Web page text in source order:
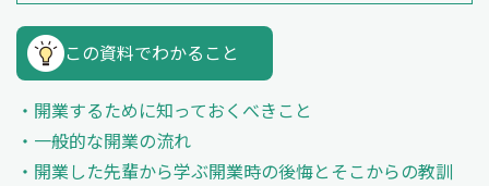
この資料でわかること
開業するために知っておくべきこと
一般的な開業の流れ
開業した先輩から学ぶ開業時の後悔とそこからの教訓